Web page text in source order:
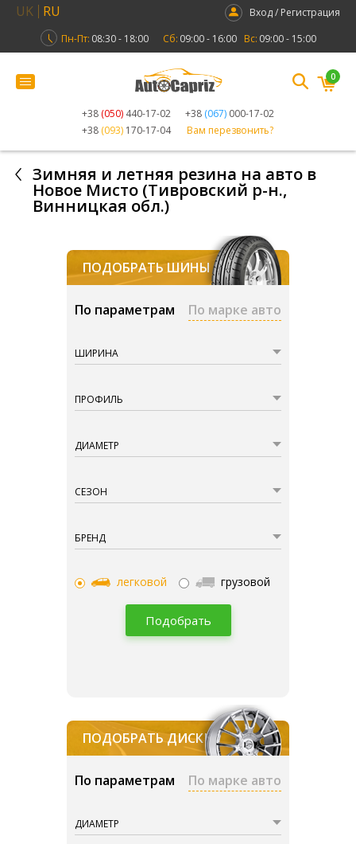
UK RU
Вход / Регистрация
Пн-Пт: 08:30 - 18:00 Сб: 09:00 - 16:00 Вс: 09:00 - 15:00
+38 (050) 440-17-02 +38 (067) 000-17-02
+38 (093) 170-17-04 Вам перезвонить?
0
Зимняя и летняя резина на авто в
Новое Мисто (Тивровский р-н.,
Винницкая обл.)
ПОДОБРАТЬ ШИНЫ
По параметрам По марке авто
ШИРИНА
ПРОФИЛЬ
ДИАМЕТР
СЕЗОН
БРЕНД
легковой грузовой
Подобрать
ПОДОБРАТЬ ДИСКИ
По параметрам По марке авто
ДИАМЕТР